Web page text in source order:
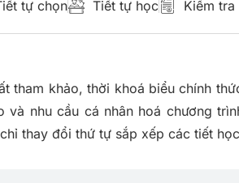
tự chọn Tiết tự học Kiểm
tham khảo, thời khoá biểu chính
nhu cầu cá nhân hoá chương
thay đổi thứ tự sắp xếp các tiết